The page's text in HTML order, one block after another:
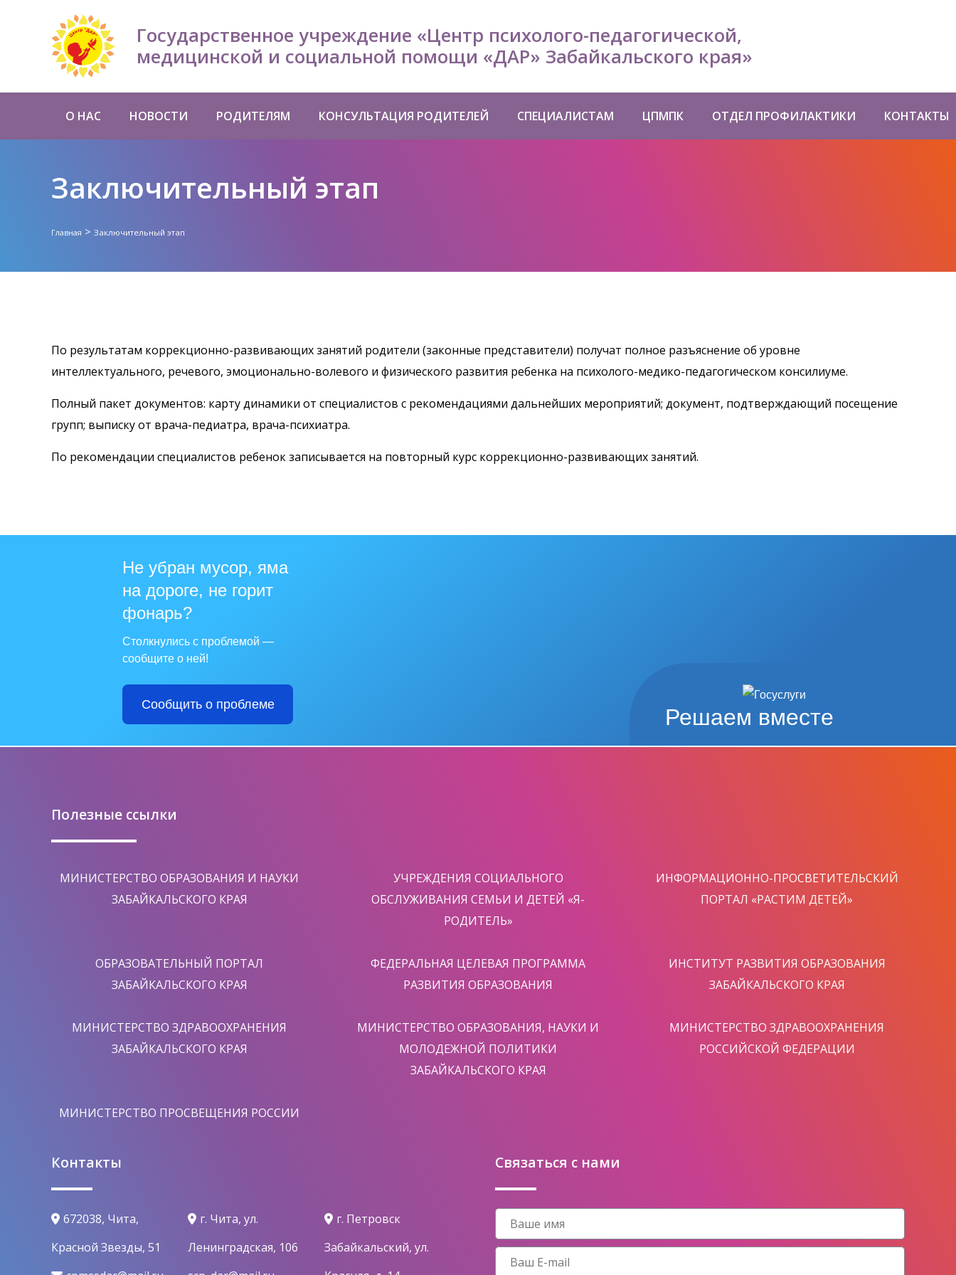
Государственное учреждение «Центр психолого-педагогической,
медицинской и социальной помощи «ДАР» Забайкальского края»
О НАС НОВОСТИ РОДИТЕЛЯМ КОНСУЛЬТАЦИЯ РОДИТЕЛЕЙ СПЕЦИАЛИСТАМ ЦПМПК ОТДЕЛ ПРОФИЛАКТИКИ КОНТАКТЫ
Заключительный этап
Главная > Заключительный этап
По результатам коррекционно-развивающих занятий родители (законные представители) получат полное разъяснение об уровне
интеллектуального, речевого, эмоционально-волевого и физического развития ребенка на психолого-медико-педагогическом консилиуме.
Полный пакет документов: карту динамики от специалистов с рекомендациями дальнейших мероприятий; документ, подтверждающий посещение
групп; выписку от врача-педиатра, врача-психиатра.
По рекомендации специалистов ребенок записывается на повторный курс коррекционно-развивающих занятий.
Решаем вместе
Не убран мусор, яма
на дороге, не горит
фонарь?
Столкнулись с проблемой —
сообщите о ней!
Сообщить о проблеме
Полезные ссылки
МИНИСТЕРСТВО ОБРАЗОВАНИЯ И НАУКИ
ЗАБАЙКАЛЬСКОГО КРАЯ
УЧРЕЖДЕНИЯ СОЦИАЛЬНОГО
ОБСЛУЖИВАНИЯ СЕМЬИ И ДЕТЕЙ «Я-
РОДИТЕЛЬ»
ИНФОРМАЦИОННО-ПРОСВЕТИТЕЛЬСКИЙ
ПОРТАЛ «РАСТИМ ДЕТЕЙ»
ОБРАЗОВАТЕЛЬНЫЙ ПОРТАЛ
ЗАБАЙКАЛЬСКОГО КРАЯ
ФЕДЕРАЛЬНАЯ ЦЕЛЕВАЯ ПРОГРАММА
РАЗВИТИЯ ОБРАЗОВАНИЯ
ИНСТИТУТ РАЗВИТИЯ ОБРАЗОВАНИЯ
ЗАБАЙКАЛЬСКОГО КРАЯ
МИНИСТЕРСТВО ЗДРАВООХРАНЕНИЯ
ЗАБАЙКАЛЬСКОГО КРАЯ
МИНИСТЕРСТВО ОБРАЗОВАНИЯ, НАУКИ И
МОЛОДЕЖНОЙ ПОЛИТИКИ
ЗАБАЙКАЛЬСКОГО КРАЯ
МИНИСТЕРСТВО ЗДРАВООХРАНЕНИЯ
РОССИЙСКОЙ ФЕДЕРАЦИИ
МИНИСТЕРСТВО ПРОСВЕЩЕНИЯ РОССИИ
Контакты
672038, Чита,
Красной Звезды, 51
г. Чита, ул.
Ленинградская, 106
г. Петровск
Забайкальский, ул.
Связаться с нами